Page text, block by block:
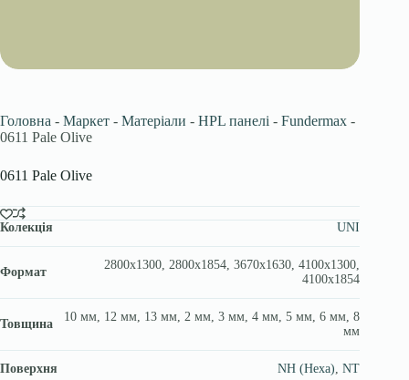
Головна - Маркет - Матеріали - HPL панелі - Fundermax -
0611 Pale Olive
0611 Pale Olive
Колекція UNI
Формат
2800х1300, 2800х1854, 3670x1630, 4100х1300,
4100х1854
Товщина
10 мм, 12 мм, 13 мм, 2 мм, 3 мм, 4 мм, 5 мм, 6 мм, 8
мм
Поверхня NH (Hexa),NT